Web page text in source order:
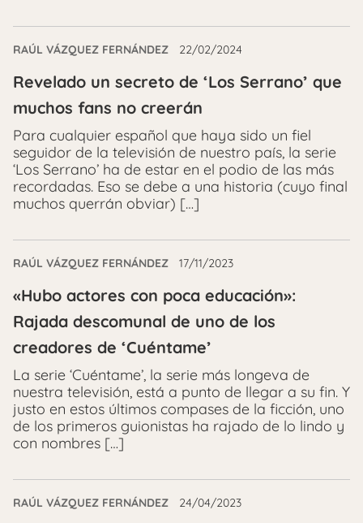
RAÚL VÁZQUEZ FERNÁNDEZ 22/02/2024
Revelado un secreto de ‘Los Serrano’ que
muchos fans no creerán
Para cualquier español que haya sido un fiel
seguidor de la televisión de nuestro país, la serie
‘Los Serrano’ ha de estar en el podio de las más
recordadas. Eso se debe a una historia (cuyo final
muchos querrán obviar) […]
RAÚL VÁZQUEZ FERNÁNDEZ 17/11/2023
«Hubo actores con poca educación»:
Rajada descomunal de uno de los
creadores de ‘Cuéntame’
La serie ‘Cuéntame’, la serie más longeva de
nuestra televisión, está a punto de llegar a su fin. Y
justo en estos últimos compases de la ficción, uno
de los primeros guionistas ha rajado de lo lindo y
con nombres […]
RAÚL VÁZQUEZ FERNÁNDEZ 24/04/2023